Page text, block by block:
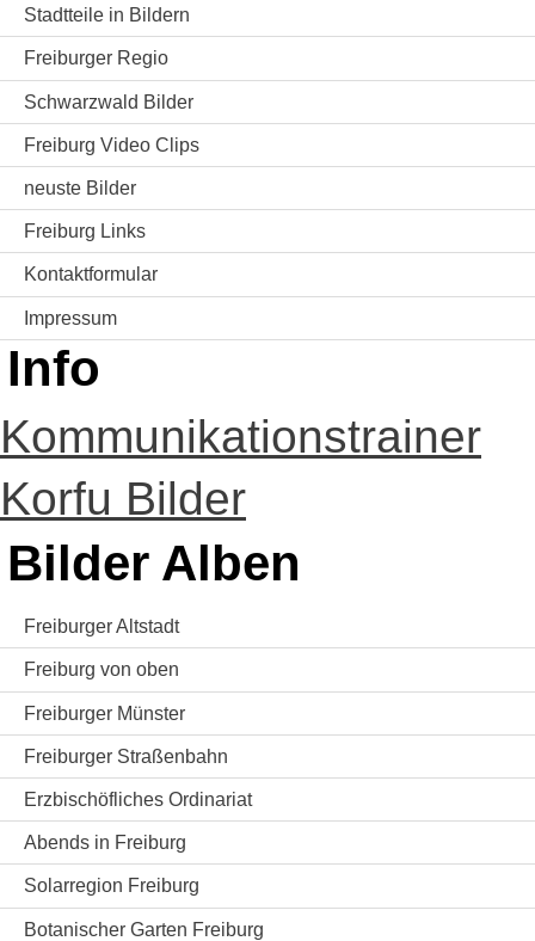
Stadtteile in Bildern
Freiburger Regio
Schwarzwald Bilder
Freiburg Video Clips
neuste Bilder
Freiburg Links
Kontaktformular
Impressum
Info
Kommunikationstrainer
Korfu Bilder
Bilder Alben
Freiburger Altstadt
Freiburg von oben
Freiburger Münster
Freiburger Straßenbahn
Erzbischöfliches Ordinariat
Abends in Freiburg
Solarregion Freiburg
Botanischer Garten Freiburg